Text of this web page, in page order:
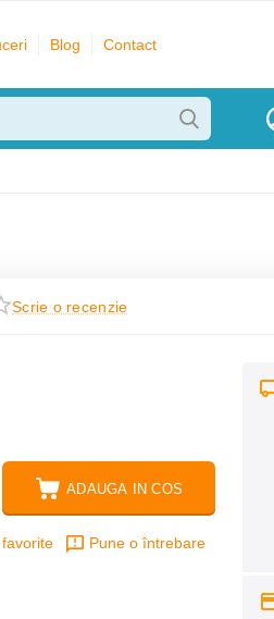
Blog Contact
Scrie o recenzie
ADAUGA IN COS
Pune o întrebare